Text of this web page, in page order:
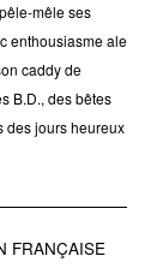
mêle ses
enthousiasme ale
caddy de
B.D., des bêtes
des jours heureux
FRANÇAISE